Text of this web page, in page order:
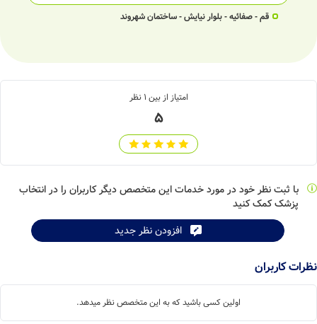
قم - صفائیه - بلوار نیایش - ساختمان شهروند
امتیاز از بین 1 نظر
5
با ثبت نظر خود در مورد خدمات این متخصص دیگر کاربران را در انتخاب
پزشک کمک کنید
افزودن نظر جدید
نظرات کاربران
اولین کسی باشید که به این متخصص نظر میدهد.